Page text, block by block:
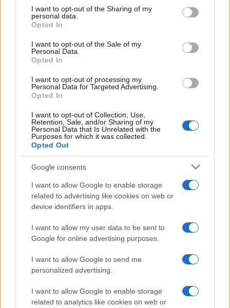
not limited to your visit or usage behaviour. You may click to
grant or deny consent to Google and its third-party tags to
use your data for below specified purposes in below Google
consent section.
I want to opt-out of the Sharing of my
personal data.
Opted In
I want to opt-out of the Sale of my
Personal Data.
Opted In
I want to opt-out of processing my
Personal Data for Targeted Advertising.
Opted In
I want to opt-out of Collection, Use,
Retention, Sale, and/or Sharing of my
Personal Data that Is Unrelated with the
Purposes for which it was collected.
Opted Out
Google consents
I want to allow Google to enable storage
related to advertising like cookies on web or
device identifiers in apps.
I want to allow my user data to be sent to
Google for online advertising purposes.
I want to allow Google to send me
personalized advertising.
I want to allow Google to enable storage
related to analytics like cookies on web or
Andrea Barbato · 17 Giu 2022
Premier League: il calendario della
stagione 2022-23
La Premier League ha ufficializzato il calendario della
prossima stagione. Via il prossimo 5 agosto con Crystal
Palace-Arsenal.
Andrea Barbato · 16 Giu 2022